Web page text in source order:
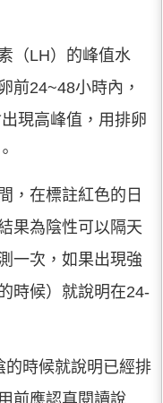
（LH）的峰值水
前24~48小時內，
現高峰值，用排卵
，在標註紅色的日
果為陰性可以隔天
一次，如果出現強
時候）就說明在24-
時候就說明已經排
前應認真閱讀說